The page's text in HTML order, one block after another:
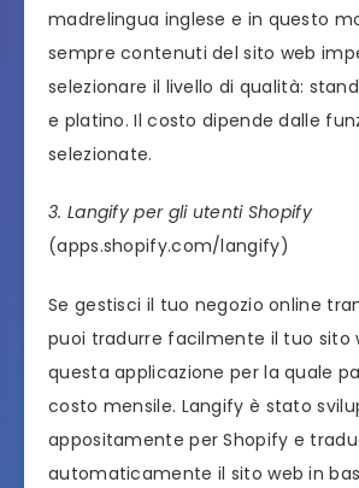
madrelingua inglese e in questo
sempre contenuti del sito web
selezionare il livello di qualità:
e platino. Il costo dipende dalle
selezionate.
3. Langify per gli utenti Shopify
(apps.shopify.com/langify)
Se gestisci il tuo negozio online
puoi tradurre facilmente il tuo sito
questa applicazione per la quale
costo mensile. Langify è stato
appositamente per Shopify e
automaticamente il sito web in